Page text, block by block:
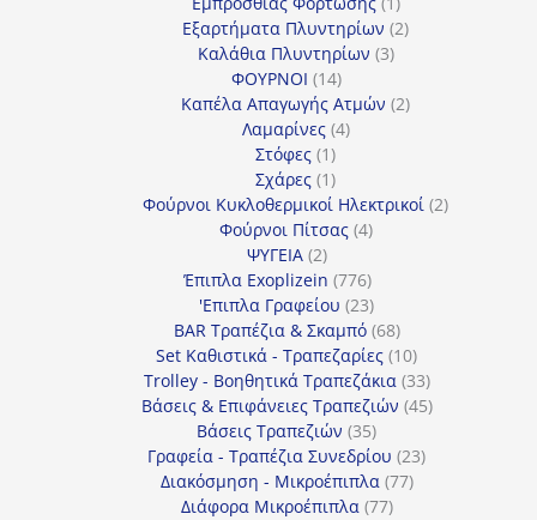
προϊόν
Εξαρτήματα Πλυντηρίων 22
Καλάθια Πλυντηρίων 33
ΦΟΥΡΝΟΙ 1414
προϊόντα
Καπέλα Απαγωγής Ατμών 22
Λαμαρίνες 44
Στόφες 11
προϊόν
Σχάρες 11
προϊόν
Φούρνοι Κυκλοθερμικοί Ηλεκτρικοί 22
Φούρνοι Πίτσας 44
ΨΥΓΕΙΑ 22
προϊόντα
Έπιπλα Exoplizein 776776
προϊόντα
'Επιπλα Γραφείου 2323
προϊόντα
BAR Τραπέζια & Σκαμπό 6868
προϊόντα
Set Καθιστικά - Τραπεζαρίες 1010
προϊόντα
Trolley - Βοηθητικά Τραπεζάκια 3333
προϊόντα
Βάσεις & Επιφάνειες Τραπεζιών 4545
Βάσεις Τραπεζιών 3535
προϊόντα
Γραφεία - Τραπέζια Συνεδρίου 2323
Διακόσμηση - Μικροέπιπλα 7777
Διάφορα Μικροέπιπλα 7777